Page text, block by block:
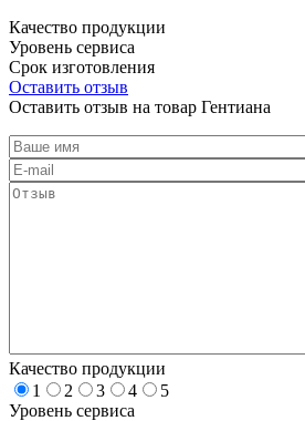
Качество продукции
Уровень сервиса
Срок изготовления
Оставить отзыв
Оставить отзыв на товар Гентиана
Качество продукции
1
2 3 4
5
Уровень сервиса